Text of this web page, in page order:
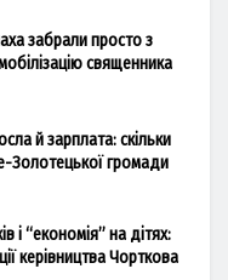
забрали просто з
священника
й зарплата: скільки
Золотецької громади
і “економія” на дітях:
керівництва Чорткова